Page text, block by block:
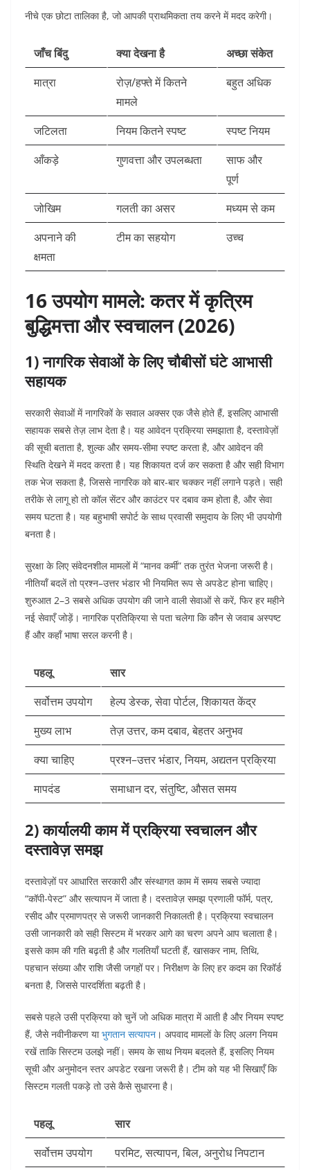
नीचे एक छोटा तालिका है, जो आपकी प्राथमिकता तय करने में मदद करेगी।
जाँच बिंदु क्या देखना है
अच्छा संकेत
मात्रा
रोज़/हफ्ते में कितने
मामले
बहुत अधिक
जटिलता नियम कितने स्पष्ट
स्पष्ट नियम
आँकड़े
गुणवत्ता और उपलब्धता
साफ और
पूर्ण
जोखिम
गलती का असर
मध्यम से कम
अपनाने की
क्षमता
टीम का सहयोग उच्च
16 उपयोग मामले: कतर में कृत्रिम
बुद्धिमत्ता और स्वचालन (2026)
1) नागरिक सेवाओं के लिए चौबीसों घंटे आभासी
सहायक
सरकारी सेवाओं में नागरिकों के सवाल अक्सर एक जैसे होते हैं, इसलिए आभासी
सहायक सबसे तेज़ लाभ देता है। यह आवेदन प्रक्रिया समझाता है, दस्तावेज़ों
की सूची बताता है, शुल्क और समय-सीमा स्पष्ट करता है, और आवेदन की
स्थिति देखने में मदद करता है। यह शिकायत दर्ज कर सकता है और सही विभाग
तक भेज सकता है, जिससे नागरिक को बार-बार चक्कर नहीं लगाने पड़ते। सही
तरीके से लागू हो तो कॉल सेंटर और काउंटर पर दबाव कम होता है, और सेवा
समय घटता है। यह बहुभाषी सपोर्ट के साथ प्रवासी समुदाय के लिए भी उपयोगी
बनता है।
सुरक्षा के लिए संवेदनशील मामलों में “मानव कर्मी” तक तुरंत भेजना जरूरी है।
नीतियाँ बदलें तो प्रश्न–उत्तर भंडार भी नियमित रूप से अपडेट होना चाहिए।
शुरुआत 2–3 सबसे अधिक उपयोग की जाने वाली सेवाओं से करें, फिर हर महीने
नई सेवाएँ जोड़ें। नागरिक प्रतिक्रिया से पता चलेगा कि कौन से जवाब अस्पष्ट
हैं और कहाँ भाषा सरल करनी है।
पहलू
सार
सर्वोत्तम उपयोग
हेल्प डेस्क, सेवा पोर्टल, शिकायत केंद्र
मुख्य लाभ
तेज़ उत्तर, कम दबाव, बेहतर अनुभव
क्या चाहिए
प्रश्न–उत्तर भंडार, नियम, अद्यतन प्रक्रिया
मापदंड
समाधान दर, संतुष्टि, औसत समय
2) कार्यालयी काम में प्रक्रिया स्वचालन और
दस्तावेज़ समझ
दस्तावेज़ों पर आधारित सरकारी और संस्थागत काम में समय सबसे ज्यादा
“कॉपी-पेस्ट” और सत्यापन में जाता है। दस्तावेज़ समझ प्रणाली फॉर्म, पत्र,
रसीद और प्रमाणपत्र से जरूरी जानकारी निकालती है। प्रक्रिया स्वचालन
उसी जानकारी को सही सिस्टम में भरकर आगे का चरण अपने आप चलाता है।
इससे काम की गति बढ़ती है और गलतियाँ घटती हैं, खासकर नाम, तिथि,
पहचान संख्या और राशि जैसी जगहों पर। निरीक्षण के लिए हर कदम का रिकॉर्ड
बनता है, जिससे पारदर्शिता बढ़ती है।
सबसे पहले उसी प्रक्रिया को चुनें जो अधिक मात्रा में आती है और नियम स्पष्ट
हैं, जैसे नवीनीकरण याभुगतान सत्यापन । अपवाद मामलों के लिए अलग नियम
रखें ताकि सिस्टम उलझे नहीं। समय के साथ नियम बदलते हैं, इसलिए नियम
सूची और अनुमोदन स्तर अपडेट रखना जरूरी है। टीम को यह भी सिखाएँ कि
सिस्टम गलती पकड़े तो उसे कैसे सुधारना है।
पहलू
सार
सर्वोत्तम उपयोग
परमिट, सत्यापन, बिल, अनुरोध निपटान